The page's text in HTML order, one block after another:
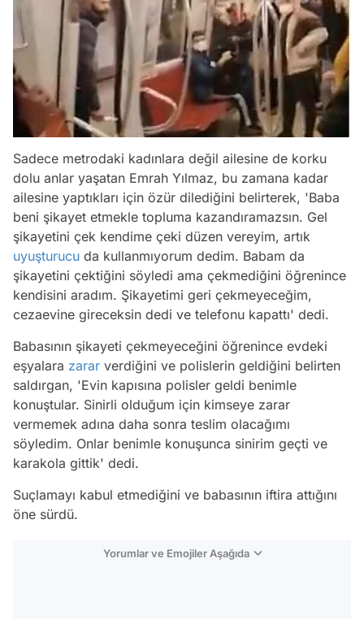
Sadece metrodaki kadınlara değil ailesine de korku
dolu anlar yaşatan Emrah Yılmaz, bu zamana kadar
ailesine yaptıkları için özür dilediğini belirterek, 'Baba
beni şikayet etmekle topluma kazandıramazsın. Gel
şikayetini çek kendime çeki düzen vereyim, artık
uyuşturucu da kullanmıyorum dedim. Babam da
şikayetini çektiğini söyledi ama çekmediğini öğrenince
kendisini aradım. Şikayetimi geri çekmeyeceğim,
cezaevine gireceksin dedi ve telefonu kapattı' dedi.
Babasının şikayeti çekmeyeceğini öğrenince evdeki
eşyalara zarar verdiğini ve polislerin geldiğini belirten
saldırgan, 'Evin kapısına polisler geldi benimle
konuştular. Sinirli olduğum için kimseye zarar
vermemek adına daha sonra teslim olacağımı
söyledim. Onlar benimle konuşunca sinirim geçti ve
karakola gittik' dedi.
Suçlamayı kabul etmediğini ve babasının iftira attığını
öne sürdü.
Yorumlar ve Emojiler Aşağıda